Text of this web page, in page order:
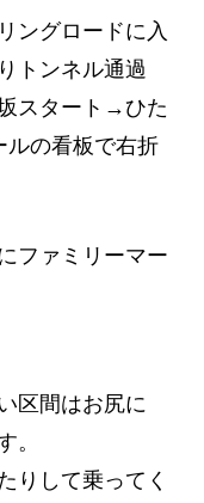
ングロードに入
トンネル通過
スタート→ひた
の看板で右折
ファミリーマー
区間はお尻に
。
りして乗ってく